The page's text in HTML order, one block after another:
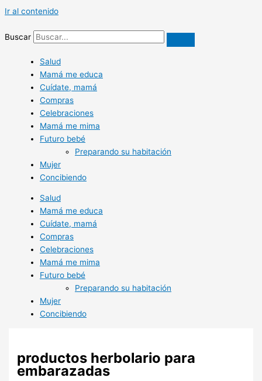
Ir al contenido
Buscar
Salud
Mamá me educa
Cuídate, mamá
Compras
Celebraciones
Mamá me mima
Futuro bebé
Preparando su habitación
Mujer
Concibiendo
Salud
Mamá me educa
Cuídate, mamá
Compras
Celebraciones
Mamá me mima
Futuro bebé
Preparando su habitación
Mujer
Concibiendo
productos herbolario para
embarazadas